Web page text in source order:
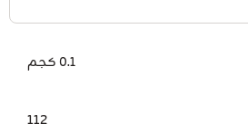
0.1 كجم